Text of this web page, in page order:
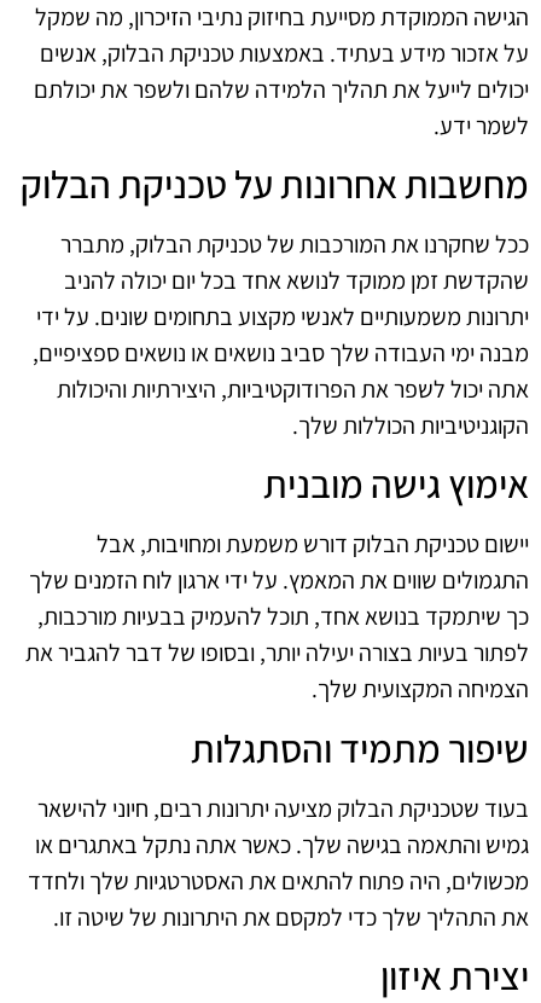
הגישה הממוקדת מסייעת בחיזוק נתיבי הזיכרון, מה שמקל
על אזכור מידע בעתיד. באמצעות טכניקת הבלוק, אנשים
יכולים לייעל את תהליך הלמידה שלהם ולשפר את יכולתם
לשמר ידע.
מחשבות אחרונות על טכניקת הבלוק
ככל שחקרנו את המורכבות של טכניקת הבלוק, מתברר
שהקדשת זמן ממוקד לנושא אחד בכל יום יכולה להניב
יתרונות משמעותיים לאנשי מקצוע בתחומים שונים. על ידי
מבנה ימי העבודה שלך סביב נושאים או נושאים ספציפיים,
אתה יכול לשפר את הפרודוקטיביות, היצירתיות והיכולות
הקוגניטיביות הכוללות שלך.
אימוץ גישה מובנית
יישום טכניקת הבלוק דורש משמעת ומחויבות, אבל
התגמולים שווים את המאמץ. על ידי ארגון לוח הזמנים שלך
כך שיתמקד בנושא אחד, תוכל להעמיק בבעיות מורכבות,
לפתור בעיות בצורה יעילה יותר, ובסופו של דבר להגביר את
הצמיחה המקצועית שלך.
שיפור מתמיד והסתגלות
בעוד שטכניקת הבלוק מציעה יתרונות רבים, חיוני להישאר
גמיש והתאמה בגישה שלך. כאשר אתה נתקל באתגרים או
מכשולים, היה פתוח להתאים את האסטרטגיות שלך ולחדד
את התהליך שלך כדי למקסם את היתרונות של שיטה זו.
יצירת איזון